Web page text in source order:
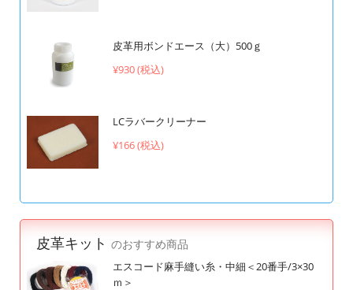
皮革用ボンドエース（大）500ｇ
¥930 (税込)
LCラバークリーナー
¥166 (税込)
皮革キット のおすすめ商品
エスコード麻手縫い糸・中細＜20番手/3×30
ｍ＞